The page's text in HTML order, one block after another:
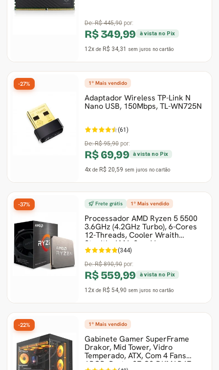
De:R$ 445,90 por:
R$ 349,99 à vista no Pix
12x de R$ 34,31 sem juros no cartão
1º Mais vendido
Adaptador Wireless TP-Link N
Nano USB, 150Mbps, TL-WN725N
(61)
De:R$ 95,90 por:
R$ 69,99 à vista no Pix
4x de R$ 20,59 sem juros no cartão
-27%
Frete grátis 1º Mais vendido
Processador AMD Ryzen 5 5500
3.6GHz (4.2GHz Turbo), 6-Cores
12-Threads, Cooler Wraith
Stealth, AM4, Sem V
(344)
De:R$ 890,90 por:
R$ 559,99 à vista no Pix
12x de R$ 54,90 sem juros no cartão
-37%
1º Mais vendido
Gabinete Gamer SuperFrame
Drakor, Mid Tower, Vidro
Temperado, ATX, Com 4 Fans
ARGB, Preto, SF-CS-DKMAB4F
-22%